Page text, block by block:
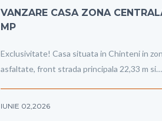
VANZARE CASA ZONA
MP
Exclusivitate! Casa situata in Chinteni in
asfaltate, front strada principala 22,33 m si…
IUNIE 02,2026